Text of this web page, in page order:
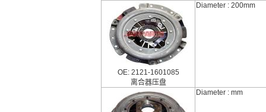
OE: 2121-1601085
离合器压盘
Diameter : 200mm
Diameter : mm